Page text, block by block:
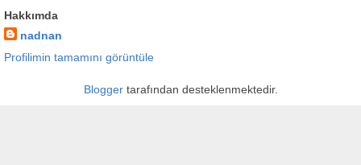
Hakkımda
nadnan
Profilimin tamamını görüntüle
Bloggertarafından desteklenmektedir.